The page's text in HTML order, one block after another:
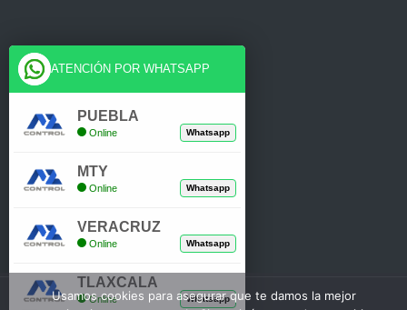
Cuenta
Tienda
Mi Cuenta
Usamos cookies para asegurar que te damos la mejor
ATENCIÓN POR WHATSAPP
PUEBLA
Online Whatsapp
MTY
Online Whatsapp
VERACRUZ
Online Whatsapp
TLAXCALA
Online Whatsapp